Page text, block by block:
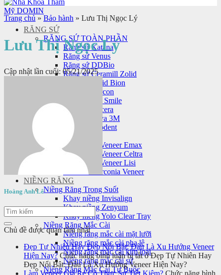
RĂNG SỨ
RĂNG SỨ TOÀN PHẦN
Răng sứ Katana
Răng sứ Venus
Răng sứ DDBio
Răng sứ Ceramill Zolid
Răng sứ Zolid Bion
Răng sứ Cercon
Răng sứ HT Smile
Răng sứ Nacera
Răng sứ Lava 3M
Răng sứ Orodent
Mặt dán sứ veneer
Mặt dán sứ Veneer Emax
Mặt dán sứ Veneer Celtra
Mặt dán sứ Veneer Lisi
Laminate Zirconia Veneer
NIỀNG RĂNG
Niềng Răng Trong Suốt
Khay niềng Invisalign
Khay niềng Zenyum
Khay niềng Yolo Clear Tray
Niềng Răng Mắc Cài
Niềng răng mắc cài mặt lưỡi
Niềng răng mắc cài pha lê
Niềng răng mắc cài kim loại
Niềng răng mắc cài sứ
Niềng Răng Mắc Cài Tự Buộc
Trang chủ » Bảo hành » Lưu Thị Ngọc Lý
Lưu Thị Ngọc Lý
Cập nhật lần cuối: 05/21/2025
Hoàng Anh Lê
Chủ đề được quan tâm nhất
Đẹp Tự Nhiên Hay Đẹp Nổi Bật: Đâu Là Xu Hướng Veneer
Hiện Nay? Chức năng bình luận bị tắtở Đẹp Tự Nhiên Hay
Đẹp Nổi Bật: Đâu Là Xu Hướng Veneer Hiện Nay?